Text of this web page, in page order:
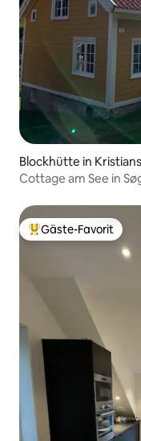
Blockhütte in
Cottage am See in
Beliebter Gäste-
Gäste-Favorit